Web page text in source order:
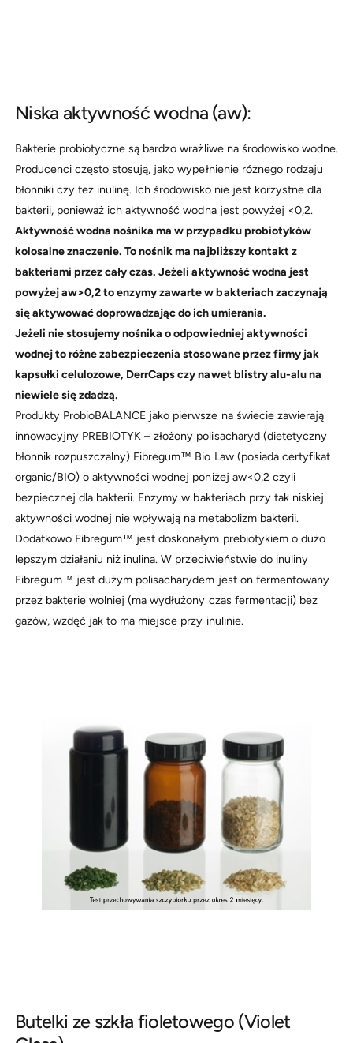
Niska aktywność wodna (aw):
Bakterie probiotyczne są bardzo wrażliwe na środowisko wodne.
Producenci często stosują, jako wypełnienie różnego rodzaju
błonniki czy też inulinę. Ich środowisko nie jest korzystne dla
bakterii, ponieważ ich aktywność wodna jest powyżej <0,2.
Aktywność wodna nośnika ma w przypadku probiotyków
kolosalne znaczenie. To nośnik ma najbliższy kontakt z
bakteriami przez cały czas. Jeżeli aktywność wodna jest
powyżej aw>0,2 to enzymy zawarte w bakteriach zaczynają
się aktywować doprowadzając do ich umierania.
Jeżeli nie stosujemy nośnika o odpowiedniej aktywności
wodnej to różne zabezpieczenia stosowane przez firmy jak
kapsułki celulozowe, DerrCaps czy nawet blistry alu-alu na
niewiele się zdadzą.
Produkty ProbioBALANCE jako pierwsze na świecie zawierają
innowacyjny PREBIOTYK – złożony polisacharyd (dietetyczny
błonnik rozpuszczalny) Fibregum™ Bio Law (posiada certyfikat
organic/BIO) o aktywności wodnej poniżej aw<0,2 czyli
bezpiecznej dla bakterii. Enzymy w bakteriach przy tak niskiej
aktywności wodnej nie wpływają na metabolizm bakterii.
Dodatkowo Fibregum™ jest doskonałym prebiotykiem o dużo
lepszym działaniu niż inulina. W przeciwieństwie do inuliny
Fibregum™ jest dużym polisacharydem jest on fermentowany
przez bakterie wolniej (ma wydłużony czas fermentacji) bez
gazów, wzdęć jak to ma miejsce przy inulinie.
Butelki ze szkła fioletowego (Violet